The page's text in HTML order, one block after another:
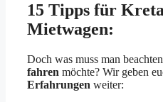
15 Tipps für
Mietwagen:
Doch was muss man
fahren möchte? Wir geben
Erfahrungen weiter: